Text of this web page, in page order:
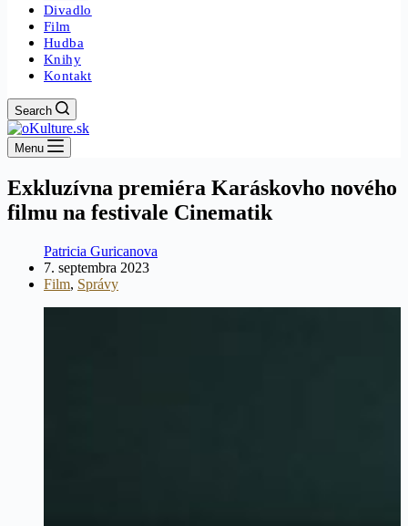
Divadlo
Film
Hudba
Knihy
Kontakt
Search
Menu
Exkluzívna premiéra Karáskovho nového
filmu na festivale Cinematik
Patricia Guricanova
7. septembra 2023
Film, Správy